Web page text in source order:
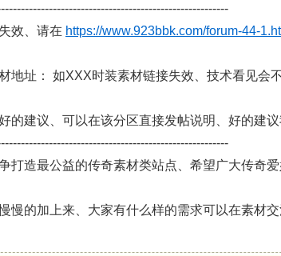
效、请在 https://www.923bbk.com/forum-44-
地址： 如XXX时装素材链接失效、技术看见会
的建议、可以在该分区直接发帖说明、好的建议
打造最公益的传奇素材类站点、希望广大传奇爱
慢的加上来、大家有什么样的需求可以在素材交